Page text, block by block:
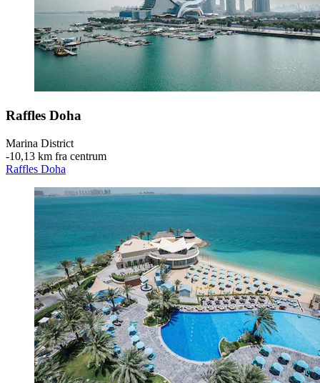
Raffles Doha
Marina District
‐10,13 km fra centrum
Raffles Doha